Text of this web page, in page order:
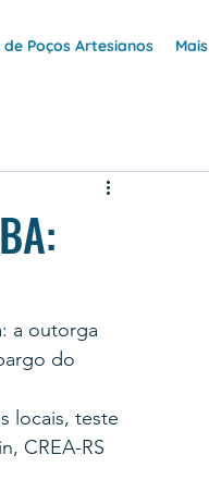
Poços Artesianos Mais
a outorga
do
locais, teste
CREA-RS